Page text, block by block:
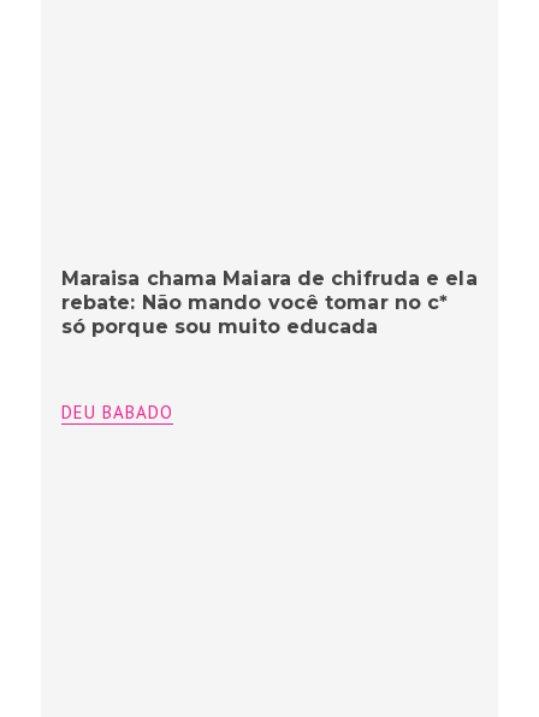
Maraisa chama Maiara de chifruda e ela
rebate: Não mando você tomar no c*
só porque sou muito educada
DEU BABADO